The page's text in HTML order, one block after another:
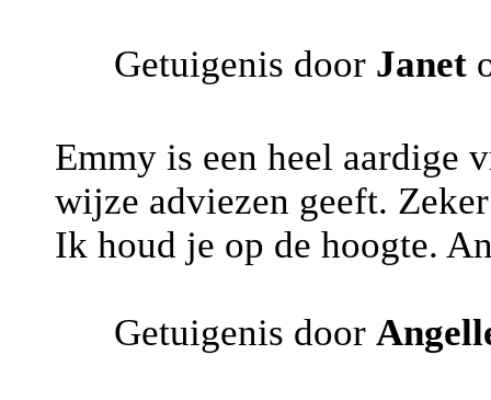
Getuigenis door Janet
Emmy is een heel aardige
wijze adviezen geeft.
Ik houd je op de hoogte.
Getuigenis door